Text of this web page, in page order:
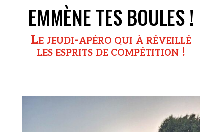
EMMÈNE TES BOULES !
Le jeudi-apéro qui à réveillé
les esprits de compétition !